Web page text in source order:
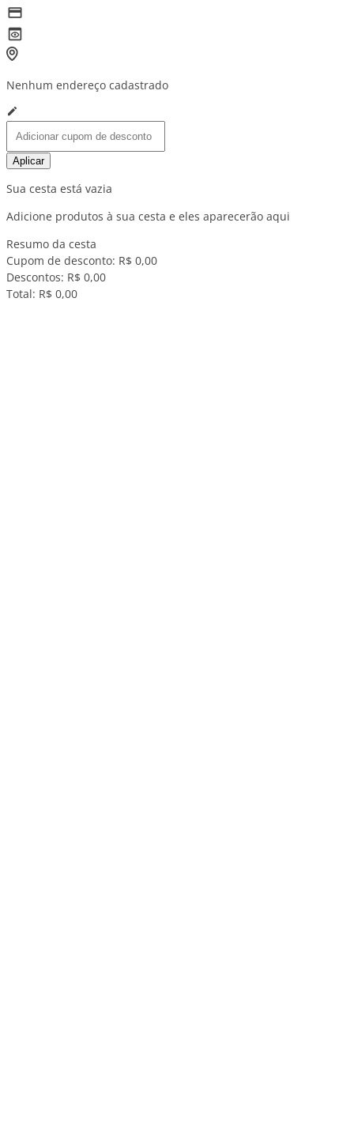
Nenhum endereço cadastrado
Aplicar
Sua cesta está vazia
Adicione produtos à sua cesta e eles aparecerão aqui
Resumo da cesta
Cupom de desconto: R$ 0,00
Descontos: R$ 0,00
Total: R$ 0,00